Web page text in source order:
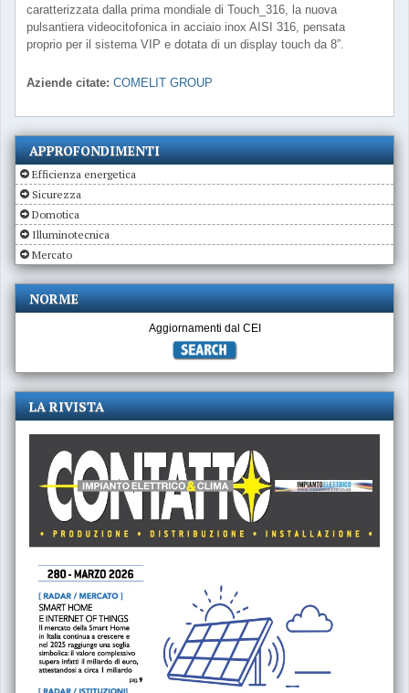
caratterizzata dalla prima mondiale di Touch_316, la nuova
pulsantiera videocitofonica in acciaio inox AISI 316, pensata
proprio per il sistema VIP e dotata di un display touch da 8”.
Aziende citate: COMELIT GROUP
APPROFONDIMENTI
Efficienza energetica
Sicurezza
Domotica
Illuminotecnica
Mercato
NORME
Aggiornamenti dal CEI
LA RIVISTA